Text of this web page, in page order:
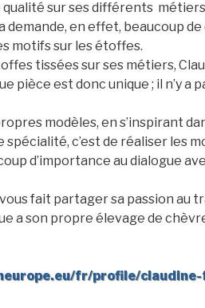
sur ses différents
demande, en effet, beaucoup
motifs sur les étoffes.
tissées sur ses métiers,
pièce est donc unique ; il n’y
modèles, en s’inspirant
spécialité, c’est de réaliser les
d’importance au dialogue
fait partager sa passion au
a son propre élevage de
fr/profile/